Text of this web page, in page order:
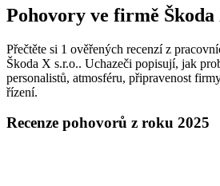
Pohovory ve firmě Škoda
Přečtěte si 1 ověřených recenzí z
Škoda X s.r.o.. Uchazeči popisují, jak
personalistů, atmosféru, připravenost
řízení.
Recenze pohovorů z roku 2025